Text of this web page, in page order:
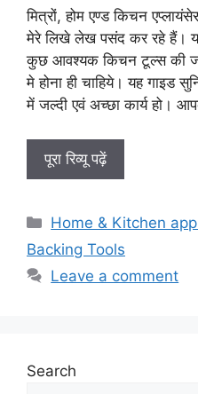
मित्रों, होम एण्ड किचन
मेरे लिखे लेख पसंद कर रहे हैं।
कुछ आवश्यक किचन टूल्स की
मे होना ही चाहिये। यह गाइड
में जल्दी एवं अच्छा कार्य हो।
पूरा रिव्यू पढ़ें
Categories
Home & Kitchen
Backing Tools
Leave a comment
Search